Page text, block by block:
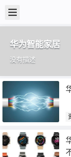
华为智能家居
没有描述